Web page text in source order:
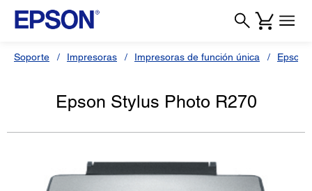
Soporte Impresoras Impresoras de función única Epson
Epson Stylus Photo R270